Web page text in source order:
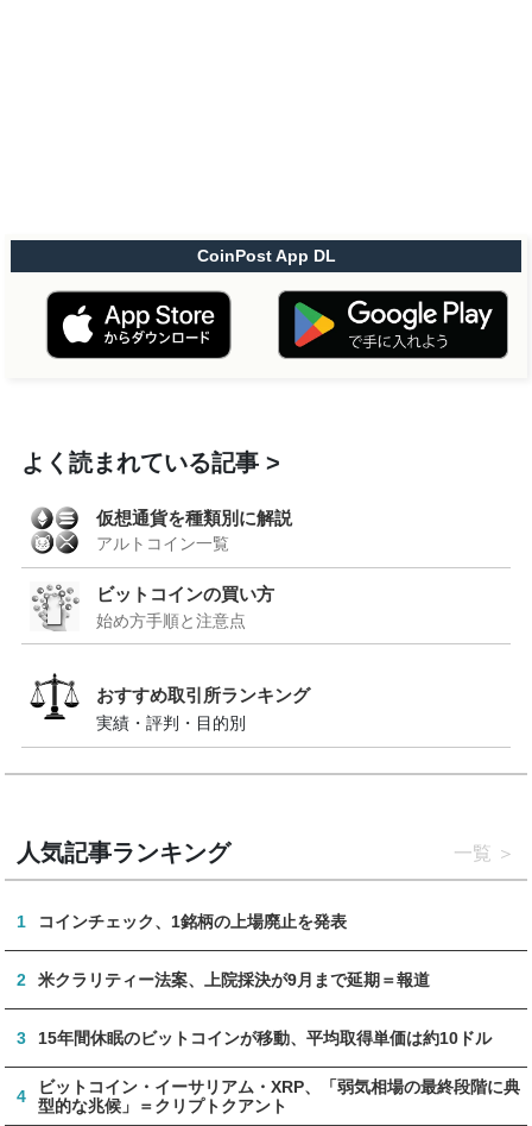
CoinPost App DL
よく読まれている記事
仮想通貨を種類別に解説
アルトコイン一覧
ビットコインの買い方
始め方手順と注意点
おすすめ取引所ランキング
実績・評判・目的別
人気記事ランキング 一覧
1 コインチェック、1銘柄の上場廃止を発表
2 米クラリティー法案、上院採決が9月まで延期＝報道
3 15年間休眠のビットコインが移動、平均取得単価は約10ドル
4
ビットコイン・イーサリアム・XRP、「弱気相場の最終段階に典
型的な兆候」＝クリプトクアント